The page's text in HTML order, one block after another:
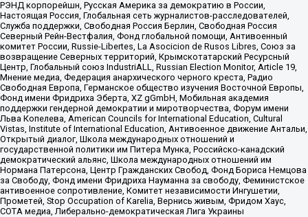
РЭНД корпорейшн, Русская Америка за демократию в России,
Настоящая Россия, Глобальная сеть журналистов-расследователей,
Служба поддержки, Свободная Россия Берлин, Свободная Россия
Северный Рейн-Вестфалия, Фонд глобальной помощи, Антивоенный
комитет России, Russie-Libertes, La Asocicion de Rusos Libres, Союз за
возвращение Северных территорий, Крымскотатарский Ресурсный
Центр, Глобальный союз IndustriALL, Russian Election Monitor, Article 19,
Мнение медиа, Федерация анархического черного креста, Радио
Свободная Европа, Германское общество изучения Восточной Европы,
Фонд имени Фридриха Эберта, XZ gGmbH, Мобильная академия
поддержки гендерной демократии и миротворчества, Форум имени
Льва Копелева, American Councils for International Education, Cultural
Vistas, Institute of International Education, Антивоенное движение Антальи,
Открытый диалог, Школа международных отношений и
государственной политики им Питера Мунка, Российско-канадский
демократический альянс, Школа международных отношений им
Нормана Патерсона, Центр Гражданских Свобод, Фонд Бориса Немцова
за Свободу, Фонд имени Фридриха Науманна за свободу, Феминистское
антивоенное сопротивление, Комитет независимости Ингушетии,
Прометей, Stop Occupation of Karelia, Вернись живым, Фридом Хаус,
СОТА медиа, Либерально-демократическая Лига Украины